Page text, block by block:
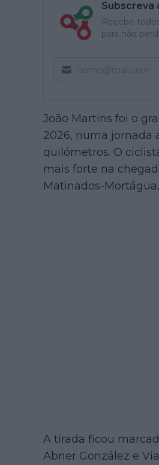
Subscreva
Recebe
para não
João Martins foi o
2026, numa jornada
quilómetros. O
mais forte na
Matinados-
A tirada ficou
Abner González e